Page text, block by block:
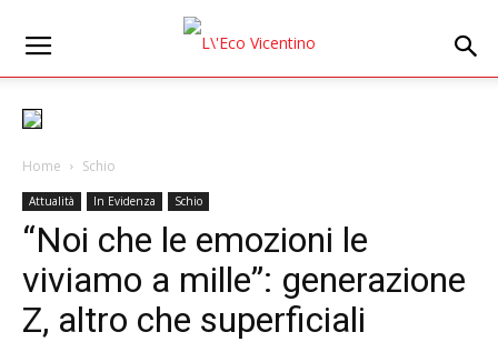
Home Schio
Attualità In Evidenza Schio
“Noi che le emozioni le
viviamo a mille”: generazione
Z, altro che superficiali